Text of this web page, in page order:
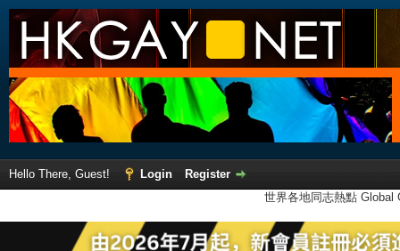
Hello There, Guest! Login
Register
世界各地同志熱點